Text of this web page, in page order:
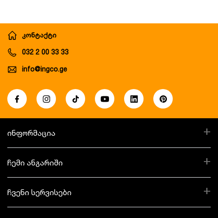
კონტაქტი
032 2 00 33 33
info@ingco.ge
+
ინფორმაცია
+
ჩემი ანგარიში
+
ჩვენი სერვისები